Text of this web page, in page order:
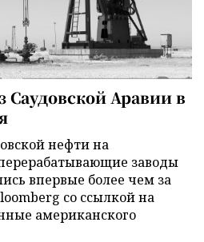
Аравии в
нефти на
заводы
впервые более чем за
со ссылкой на
американского